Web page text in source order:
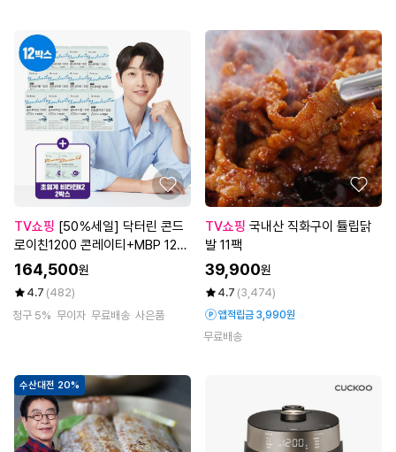
TV쇼핑
로이친1200 콘레이티+MBP 12개
월분 + 비타민K2 2박스
164,500원
4.7 (482)
청구 5% 무이자 무료배송 사은품
TV쇼핑
발 11팩
39,900원
4.7 (3,474)
앱적립금 3,990원
무료배송
수산대전 20%